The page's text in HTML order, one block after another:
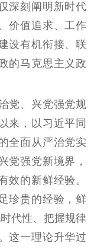
深刻阐明新时代
价值追求、工作
设有机衔接、联
的马克思主义政
、兴党强党规
来，以习近平同
全面从严治党实
党强党新境界，
效的新鲜经验。
珍贵的经验，鲜
代性、把握规律
这一理论升华过